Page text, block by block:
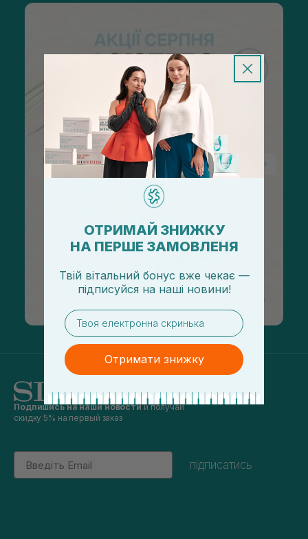
Подпишись на наши новостии получай
скидку 5% на первый заказ
Email
підписатись
ОТРИМАЙ ЗНИЖКУ
НА ПЕРШЕ ЗАМОВЛЕНЯ
Твій вітальний бонус вже чекає —
підписуйся на наші новини!
email
Отримати знижку